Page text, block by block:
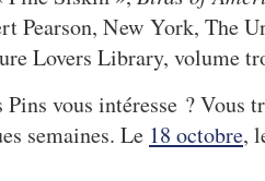
Pearson, New York, The
Lovers Library, volume
vous intéresse ? Vous
semaines. Le 18 octobre,